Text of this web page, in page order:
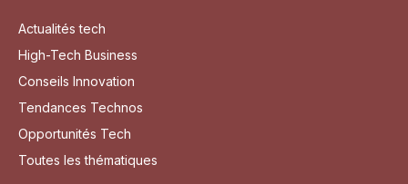
Actualités tech
High-Tech Business
Conseils Innovation
Tendances Technos
Opportunités Tech
Toutes les thématiques